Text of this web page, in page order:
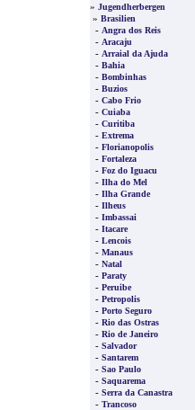
» Jugendherbergen
» Brasilien
- Angra dos Reis
- Aracaju
- Arraial da Ajuda
- Bahia
- Bombinhas
- Buzios
- Cabo Frio
- Cuiaba
- Curitiba
- Extrema
- Florianopolis
- Fortaleza
- Foz do Iguacu
- Ilha do Mel
- Ilha Grande
- Ilheus
- Imbassai
- Itacare
- Lencois
- Manaus
- Natal
- Paraty
- Peruibe
- Petropolis
- Porto Seguro
- Rio das Ostras
- Rio de Janeiro
- Salvador
- Santarem
- Sao Paulo
- Saquarema
- Serra da Canastra
- Trancoso